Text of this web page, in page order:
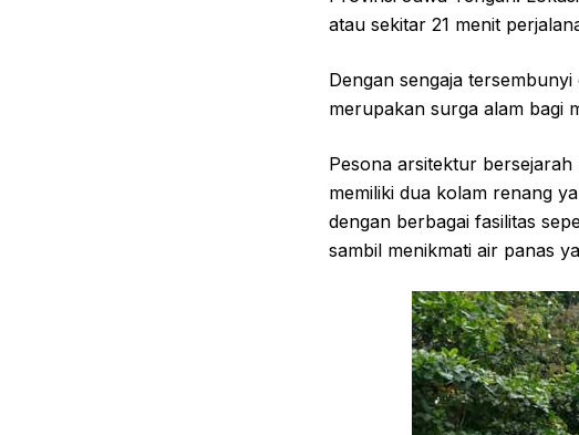
atau sekitar 21 menit
Dengan sengaja
merupakan surga alam bagi
Pesona arsitektur
memiliki dua kolam renang
dengan berbagai fasilitas
sambil menikmati air panas